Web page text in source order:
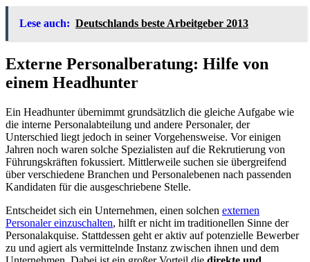
Lese auch: Deutschlands beste Arbeitgeber 2013
Externe Personalberatung: Hilfe von
einem Headhunter
Ein Headhunter übernimmt grundsätzlich die gleiche Aufgabe wie
die interne Personalabteilung und andere Personaler, der
Unterschied liegt jedoch in seiner Vorgehensweise. Vor einigen
Jahren noch waren solche Spezialisten auf die Rekrutierung von
Führungskräften fokussiert. Mittlerweile suchen sie übergreifend
über verschiedene Branchen und Personalebenen nach passenden
Kandidaten für die ausgeschriebene Stelle.
Entscheidet sich ein Unternehmen, einen solchen externen
Personaler einzuschalten, hilft er nicht im traditionellen Sinne der
Personalakquise. Stattdessen geht er aktiv auf potenzielle Bewerber
zu und agiert als vermittelnde Instanz zwischen ihnen und dem